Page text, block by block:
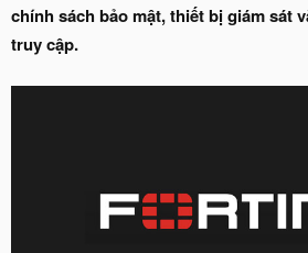
chính sách bảo mật, thiết bị giám sát
truy cập.